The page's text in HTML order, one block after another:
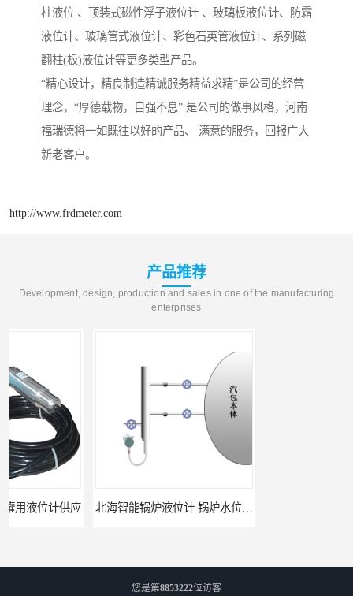
柱液位 、顶装式磁性浮子液位计 、玻璃板液位计、防霜
液位计、玻璃管式液位计、彩色石英管液位计、系列磁
翻柱(板)液位计等更多类型产品。
“精心设计，精良制造精诚服务精益求精”是公司的经营
理念，“厚德载物，自强不息” 是公司的做事风格，河南
福瑞德将一如既往以好的产品、 满意的服务，回报广大
新老客户。
http://www.frdmeter.com
产品推荐
Development, design, production and sales in one of the manufacturing
enterprises
北海智能锅炉液位计 锅炉水位计厂商 自动适应自动校准
您是第8853222位访客